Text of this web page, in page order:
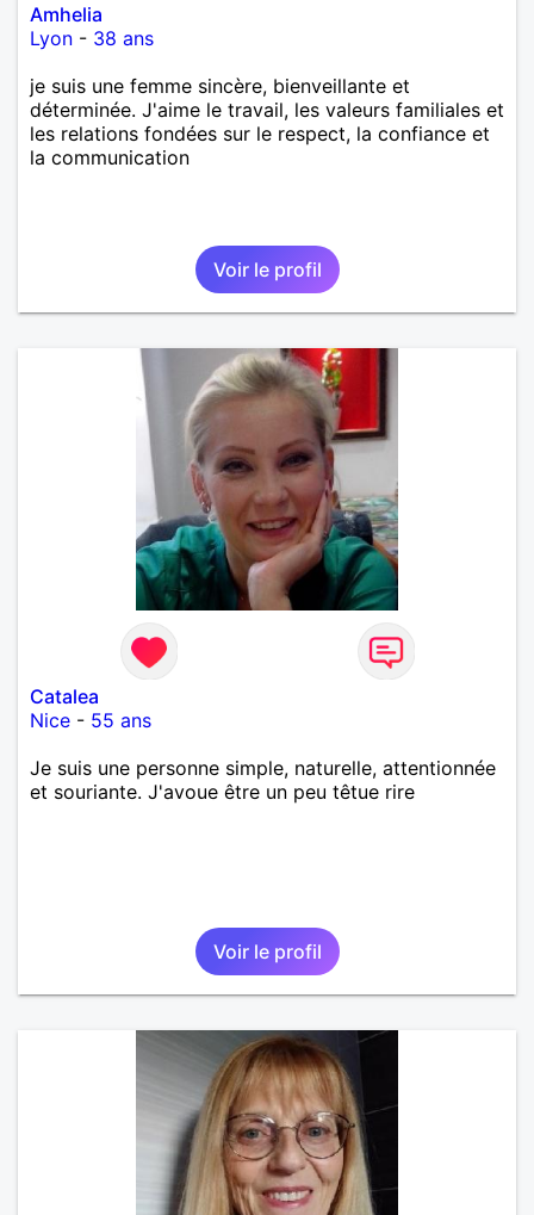
Amhelia
Lyon - 38 ans
je suis une femme sincère, bienveillante et
déterminée. J'aime le travail, les valeurs familiales et
les relations fondées sur le respect, la confiance et
la communication
Voir le profil
Catalea
Nice - 55 ans
Je suis une personne simple, naturelle, attentionnée
et souriante. J'avoue être un peu têtue rire
Voir le profil